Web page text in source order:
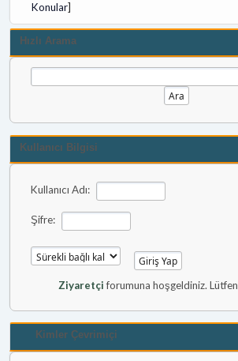
Konular]
Hızlı Arama
Kullanıcı Bilgisi
Kullanıcı Adı:
Şifre:
Ziyaretçiforumuna hoşgeldiniz. Lütfen
Kimler Çevrimiçi